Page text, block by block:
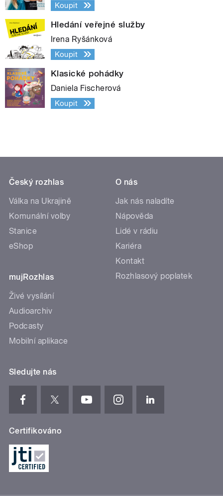
Koupit
Hledání veřejné služby
Irena Ryšánková
Koupit
Klasické pohádky
Daniela Fischerová
Koupit
Český rozhlas
Válka na Ukrajině
Komunální volby
Stanice
eShop
mujRozhlas
Živé vysílání
Audioarchiv
Podcasty
Mobilní aplikace
O nás
Jak nás naladíte
Nápověda
Lidé v rádiu
Kariéra
Kontakt
Rozhlasový poplatek
Sledujte nás
Certifikováno